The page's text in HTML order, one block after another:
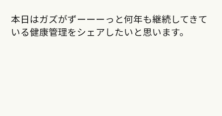
本日はガズがずーーーっと何年も継続してきて
いる健康管理をシェアしたいと思います。